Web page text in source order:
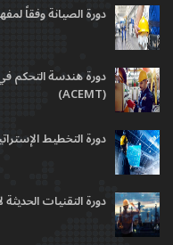
دورة الصيانة وفقاً
دورة هندسة التحكم
(ACEMT)
دورة التخطيط
دورة التقنيات